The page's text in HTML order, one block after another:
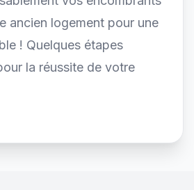
ancien logement pour une
! Quelques étapes
la réussite de votre